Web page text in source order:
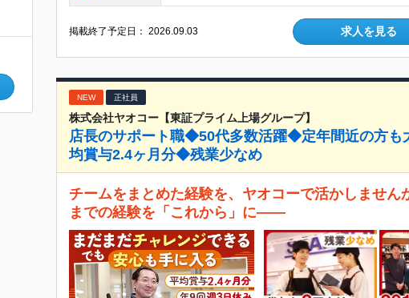
掲載終了予定日：2026.09.03 求人を見る
NEW 正社員
株式会社ヤオコー【東証プライム上場グループ】
店長のサポート職◆50代多数活躍◆定年間近の方
均賞与2.4ヶ月分◆残業少なめ
チームをまとめた経験を、ヤオコーで活かしませ
までの経験を「これから」に――